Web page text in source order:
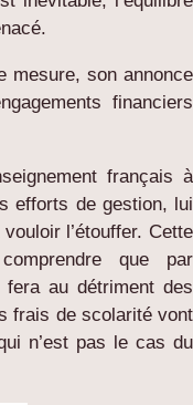
mesure, son annonce
financiers
français à
efforts de gestion, lui
l’étouffer. Cette
que par
au détriment des
frais de scolarité vont
n’est pas le cas du